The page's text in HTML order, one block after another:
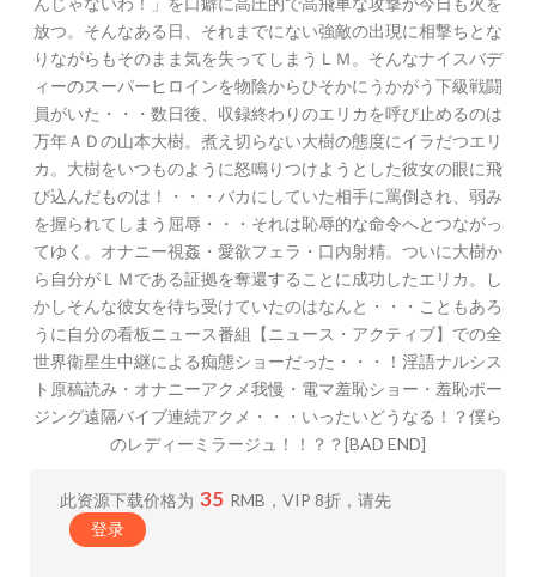
放つ。そんなある日、それまでにない強敵の出現に相撃ちとな
りながらもそのまま気を失ってしまうＬＭ。そんなナイスバデ
ィーのスーパーヒロインを物陰からひそかにうかがう下級戦闘
員がいた・・・数日後、収録終わりのエリカを呼び止めるのは
万年ＡＤの山本大樹。煮え切らない大樹の態度にイラだつエリ
カ。大樹をいつものように怒鳴りつけようとした彼女の眼に飛
び込んだものは！・・・バカにしていた相手に罵倒され、弱み
を握られてしまう屈辱・・・それは恥辱的な命令へとつながっ
てゆく。オナニー視姦・愛欲フェラ・口内射精。ついに大樹か
ら自分がＬＭである証拠を奪還することに成功したエリカ。し
かしそんな彼女を待ち受けていたのはなんと・・・こともあろ
うに自分の看板ニュース番組【ニュース・アクティブ】での全
世界衛星生中継による痴態ショーだった・・・！淫語ナルシス
ト原稿読み・オナニーアクメ我慢・電マ羞恥ショー・羞恥ポー
ジング遠隔バイブ連続アクメ・・・いったいどうなる！？僕ら
のレディーミラージュ！！？？[BAD END]
此资源下载价格为 35 RMB，VIP 8折，请先
登录